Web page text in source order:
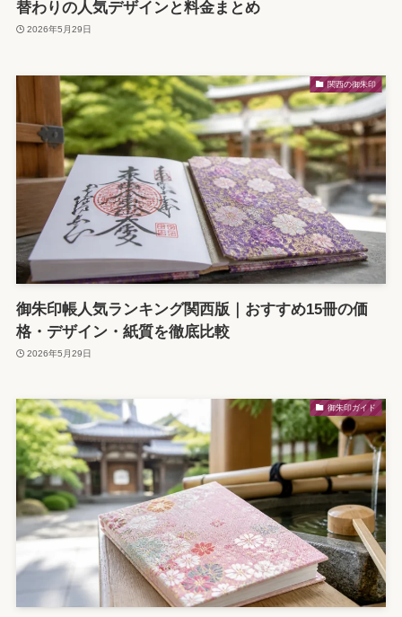
替わりの人気デザインと料金まとめ
2026年5月29日
関西の御朱印
御朱印帳人気ランキング関西版｜おすすめ15冊の価
格・デザイン・紙質を徹底比較
2026年5月29日
御朱印ガイド